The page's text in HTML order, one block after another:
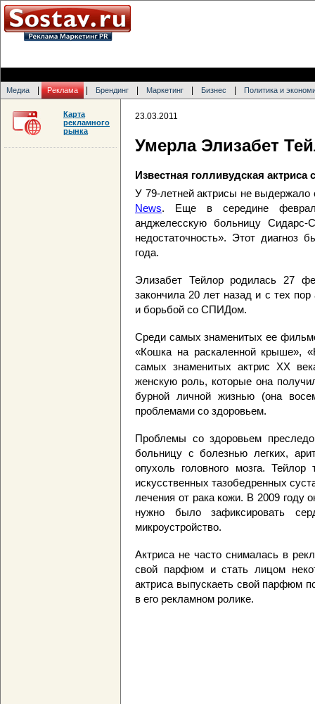
Медиа Реклама Брендинг Маркетинг Бизнес Политика и
23.03.2011
Умерла Элизабет
Известная голливудская актриса
У 79-летней актрисы не
News. Еще в середине
анджелесскую больницу Сидарс-
недостаточность». Этот диагноз
года.
Элизабет Тейлор родилась 27
закончила 20 лет назад и с тех
и борьбой со СПИДом.
Среди самых знаменитых ее
«Кошка на раскаленной крыше»,
самых знаменитых актрис ХХ
женскую роль, которые она
бурной личной жизнью (она
проблемами со здоровьем.
Проблемы со здоровьем
больницу с болезнью легких,
опухоль головного мозга.
искусственных тазобедренных
лечения от рака кожи. В 2009 году
нужно было зафиксировать
микроустройство.
Актриса не часто снималась в
свой парфюм и стать лицом
актриса выпускаеть свой парфюм
в его рекламном ролике.
Карта
рекламного
рынка